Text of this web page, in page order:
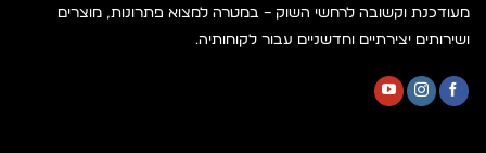
מעודכנת וקשובה לרחשי השוק – במטרה למצוא פתרונות, מוצרים
ושירותים יצירתיים וחדשניים עבור לקוחותיה.